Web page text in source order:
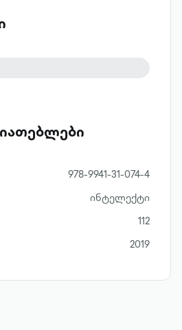
978-9941-31-074-4
ინტელექტი
112
2019